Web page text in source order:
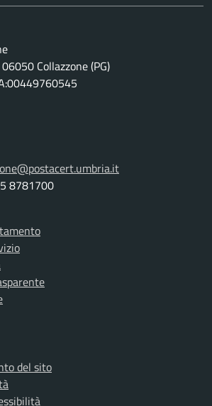
Collazzone (PG)
8781700
del sito